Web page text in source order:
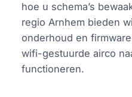
hoe u schema’s
regio Arnhem bieden
onderhoud en
wifi-gestuurde airco
functioneren.